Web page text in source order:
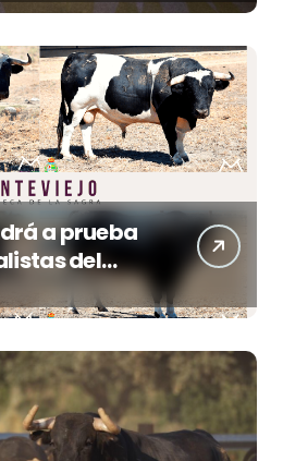
a prueba
del
en Villaseca